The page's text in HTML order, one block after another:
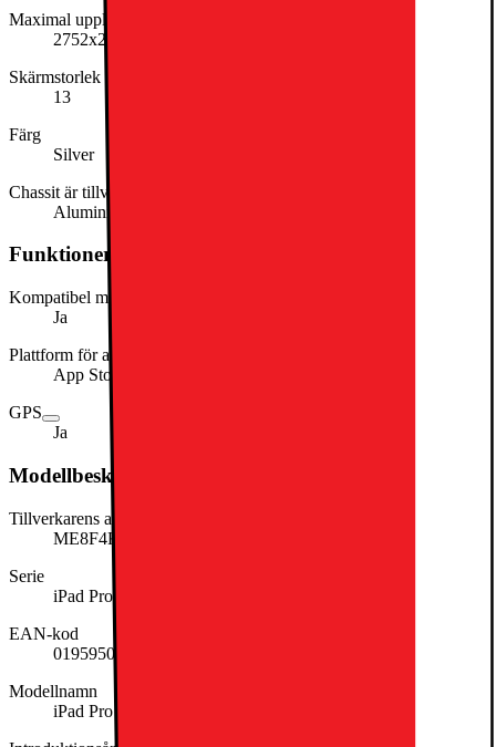
Maximal upplösning
2752x2064
Skärmstorlek (tum)
13
Färg
Silver
Chassit är tillverkat av
Aluminium
Funktioner och egenskaper
Kompatibel med stylus
Ja
Plattform för app-distribution
App Store
GPS
Ja
Modellbeskrivning
Tillverkarens artikelnummer
ME8F4KN/A
Serie
iPad Pro
EAN-kod
0195950404975
Modellnamn
iPad Pro 13